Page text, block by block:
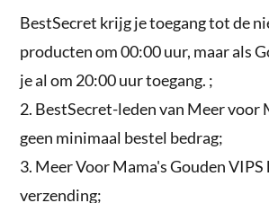
BestSecret krijg je toegang tot de
producten om 00:00 uur, maar als
je al om 20:00 uur toegang. ;
2. BestSecret-leden van Meer voor
geen minimaal bestel bedrag;
3. Meer Voor Mama's Gouden
verzending;